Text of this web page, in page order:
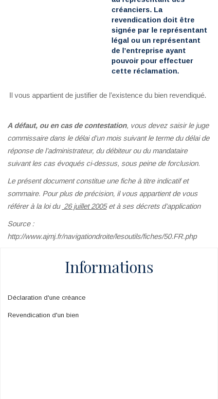
créanciers. La
revendication doit être
signée par le représentant
légal ou un représentant
de l’entreprise ayant
pouvoir pour effectuer
cette réclamation.
Il vous appartient de justifier de l’existence du bien revendiqué.
A défaut, ou en cas de contestation, vous devez saisir le juge
commissaire dans le délai d’un mois suivant le terme du délai de
réponse de l’administrateur, du débiteur ou du mandataire
suivant les cas évoqués ci-dessus, sous peine de forclusion.
Le présent document constitue une fiche à titre indicatif et
sommaire. Pour plus de précision, il vous appartient de vous
référer à la loi du 26 juillet 2005et à ses décrets d’application
Source :
http://www.ajmj.fr/navigationdroite/lesoutils/fiches/50.FR.php
Informations
Déclaration d'une créance
Revendication d'un bien